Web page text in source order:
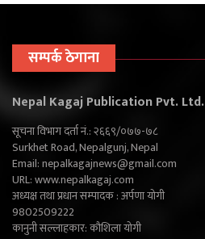
सम्पर्क ठेगाना
Nepal Kagaj Publication Pvt. Ltd.
सूचना विभाग दर्ता नं.: २६६९/०७७-७८
Surkhet Road, Nepalgunj, Nepal
Email:nepalkagajnews@gmail.com
URL: www.nepalkagaj.com
अध्यक्ष तथा प्रधान सम्पादक : अर्पणा योगी
9802509222
कानुनी सल्लाहकार: कौशिला योगी